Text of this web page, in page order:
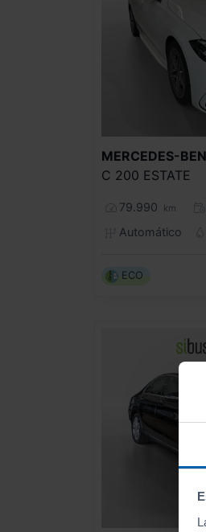
MERCEDES-
C 200 ESTATE
79.990 km
Automático
ECO